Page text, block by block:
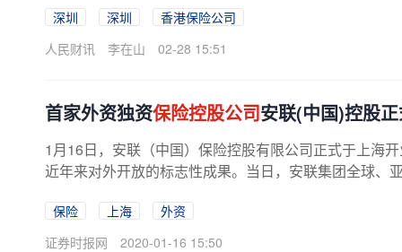
深圳 深圳
香港保险公司
人民财讯
李在山 02-28 15:51
首家外资独资保险控股公司安联(中国)控股
1月16日，安联（中国）保险控股有限公司正式于上海
近年来对外开放的标志性成果。当日，安联集团全球、
保险 上海
外资
证券时报网
2020-01-16 15:50